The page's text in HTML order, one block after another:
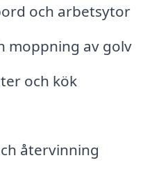
och arbetsytor
moppning av golv
och kök
återvinning